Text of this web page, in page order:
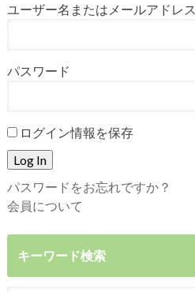
ユーザー名またはメールアドレス
パスワード
ログイン情報を保存
パスワードをお忘れですか？
会員について
キーワード検索